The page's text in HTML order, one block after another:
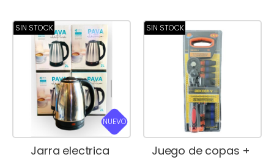
SIN STOCK
NUEVO
Jarra electrica
SIN STOCK
Juego de copas +